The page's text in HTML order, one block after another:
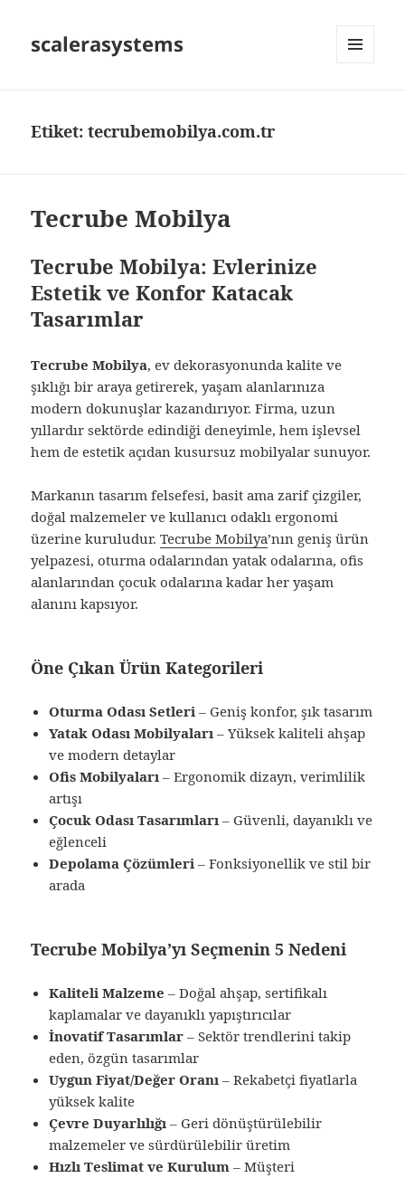
scalerasystems
Etiket:tecrubemobilya.com.tr
Tecrube Mobilya
Tecrube Mobilya: Evlerinize
Estetik ve Konfor Katacak
Tasarımlar
Tecrube Mobilya, ev dekorasyonunda kalite ve
şıklığı bir araya getirerek, yaşam alanlarınıza
modern dokunuşlar kazandırıyor. Firma, uzun
yıllardır sektörde edindiği deneyimle, hem işlevsel
hem de estetik açıdan kusursuz mobilyalar sunuyor.
Markanın tasarım felsefesi, basit ama zarif çizgiler,
doğal malzemeler ve kullanıcı odaklı ergonomi
üzerine kuruludur.Tecrube Mobilya’nın geniş ürün
yelpazesi, oturma odalarından yatak odalarına, ofis
alanlarından çocuk odalarına kadar her yaşam
alanını kapsıyor.
Öne Çıkan Ürün Kategorileri
Oturma Odası Setleri – Geniş konfor, şık tasarım
Yatak Odası Mobilyaları – Yüksek kaliteli ahşap
ve modern detaylar
Ofis Mobilyaları – Ergonomik dizayn, verimlilik
artışı
Çocuk Odası Tasarımları – Güvenli, dayanıklı ve
eğlenceli
Depolama Çözümleri – Fonksiyonellik ve stil bir
arada
Tecrube Mobilya’yı Seçmenin 5 Nedeni
Kaliteli Malzeme – Doğal ahşap, sertifikalı
kaplamalar ve dayanıklı yapıştırıcılar
İnovatif Tasarımlar – Sektör trendlerini takip
eden, özgün tasarımlar
Uygun Fiyat/Değer Oranı – Rekabetçi fiyatlarla
yüksek kalite
Çevre Duyarlılığı – Geri dönüştürülebilir
malzemeler ve sürdürülebilir üretim
Hızlı Teslimat ve Kurulum – Müşteri